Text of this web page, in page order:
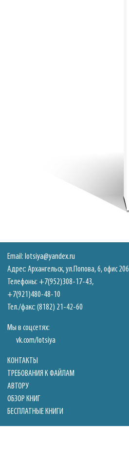
Email: lotsiya@yandex.ru
Адрес: Архангельск, ул.Попова, 6, офис 206
Телефоны: +7(952)308-17-43,
+7(921)480-48-10
Тел./факс: (8182) 21-42-60
Мы в соцсетях:
vk.com/lotsiya
КОНТАКТЫ
ТРЕБОВАНИЯ К ФАЙЛАМ
АВТОРУ
ОБЗОР КНИГ
БЕСПЛАТНЫЕ КНИГИ